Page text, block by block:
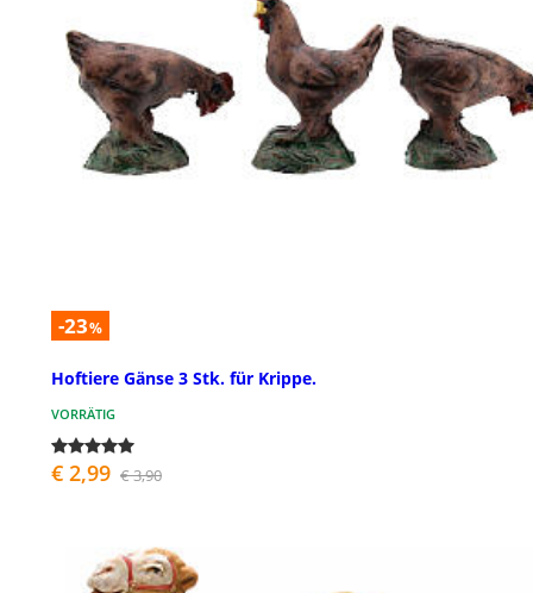
-23%
Hoftiere Gänse 3 Stk. für Krippe.
VORRÄTIG
€ 2,99 € 3,90